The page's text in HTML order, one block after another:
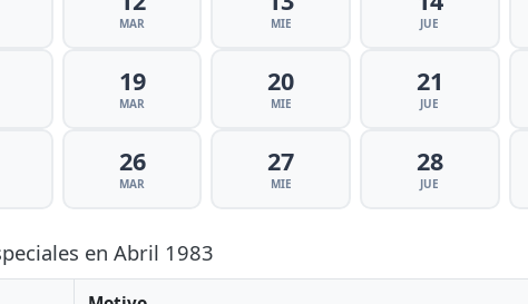
MAR MIE JUE
19
MAR
20
MIE
21
JUE
26
MAR
27
MIE
28
JUE
en Abril 1983